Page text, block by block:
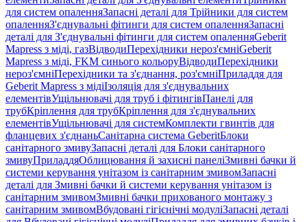
для систем опаленняЗапасні деталі для Трійники для систем
опаленняЗ'єднувальні фітинги для систем опаленняЗапасні
деталі для З'єднувальні фітинги для систем опаленняGeberit
Mapress з міді, газВідводиПерехідники нероз'ємніGeberit
Mapress з міді, FKM синього кольоруВідводиПерехідники
нероз'ємніПерехідники та з'єднання, роз'ємніПриладдя для
Geberit Mapress з мідіІзоляція для з'єднувальних
елементівУщільнювачі для труб і фітингівПанелі для
трубКріплення для трубКріплення для з'єднувальних
елементівУщільнювачі для системКомплекти гвинтів для
фланцевих з'єднаньСанітарна система GeberitБлоки
санітарного змивуЗапасні деталі для Блоки санітарного
змивуПриладдяОблицювання й захисні панеліЗмивні бачки й
системи керування унітазом із санітарним змивомЗапасні
деталі для Змивні бачки й системи керування унітазом із
санітарним змивомЗмивні бачки прихованого монтажу з
санітарним змивомВбудовані гігієнічні модуліЗапасні деталі